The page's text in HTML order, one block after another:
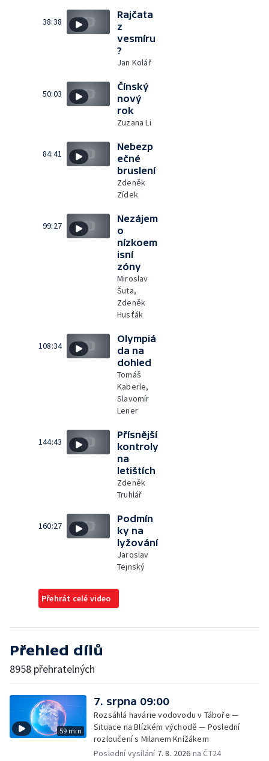
38:38
Rajčata
z
vesmíru
?
Jan Kolář
50:03
Čínský
nový
rok
Zuzana Li
84:41
Nebezp
ečné
bruslení
Zdeněk
Zídek
99:27
Nezájem
o
nízkoem
isní
zóny
Miroslav
Šuta,
Zdeněk
Husťák
108:34
Olympiá
da na
dohled
Tomáš
Kaberle,
Slavomír
Lener
144:43
Přísnější
kontroly
na
letištích
Zdeněk
Truhlář
160:27
Podmín
ky na
lyžování
Jaroslav
Tejnský
Přehrát celé video
Přehled dílů
8958 přehratelných
59 min
7. srpna 09:00
Rozsáhlá havárie vodovodu v Táboře —
Situace na Blízkém východě — Poslední
rozloučení s Milanem Knížákem
Poslední vysílání 7. 8. 2026 na ČT24